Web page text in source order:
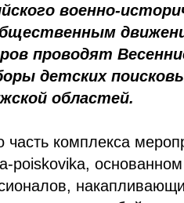
военно-
проводят
детских
областей.
комплекса
poiskovika,